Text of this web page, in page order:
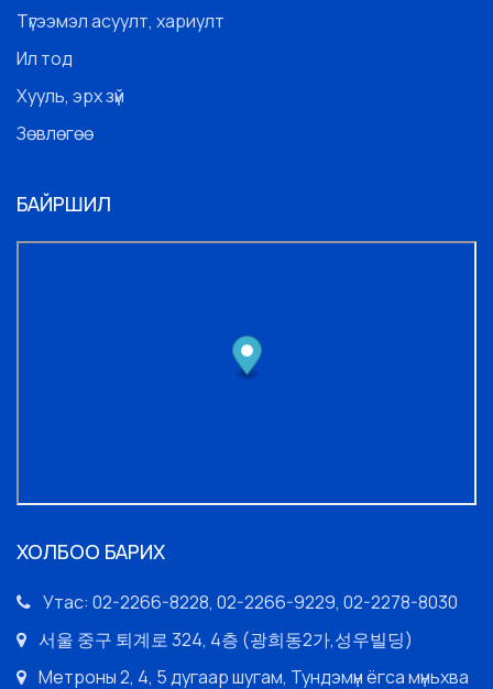
Түгээмэл асуулт, хариулт
Ил тод
Хууль, эрх зүй
Зөвлөгөө
БАЙРШИЛ
ХОЛБОО БАРИХ
Утас: 02-2266-8228, 02-2266-9229, 02-2278-8030
서울 중구 퇴계로 324, 4층 (광희동2가,성우빌딩)
Метроны 2, 4, 5 дугаар шугам, Тундэмүн ёгса мүньхва